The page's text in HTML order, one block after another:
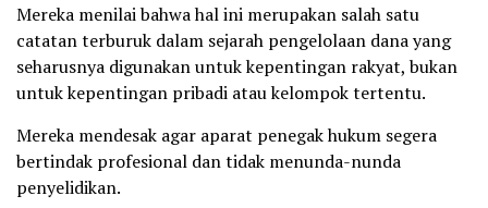
Mereka menilai bahwa hal ini merupakan salah satu
catatan terburuk dalam sejarah pengelolaan dana yang
seharusnya digunakan untuk kepentingan rakyat, bukan
untuk kepentingan pribadi atau kelompok tertentu.
Mereka mendesak agar aparat penegak hukum segera
bertindak profesional dan tidak menunda-nunda
penyelidikan.